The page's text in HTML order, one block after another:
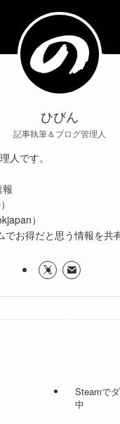
ひびん
記事執筆＆ブログ管理人
人です。
）
お得だと思う情報を共
Steamで
中